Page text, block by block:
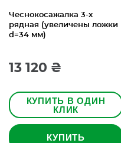
Чеснокосажалка 3-х
рядная (увеличены ложки
d=34 мм)
13 120 ₴
КУПИТЬ В ОДИН
КЛИК
КУПИТЬ